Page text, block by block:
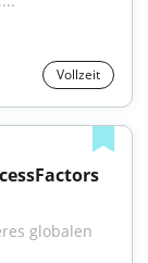
Vollzeit
globalen